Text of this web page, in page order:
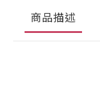
商品描述